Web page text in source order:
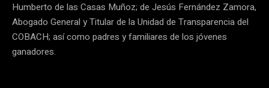
Humberto de las Casas Muñoz; de Jesús Fernández Zamora,
Abogado General y Titular de la Unidad de Transparencia del
COBACH; así como padres y familiares de los jóvenes
ganadores.